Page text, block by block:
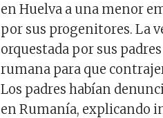
en Huelva a una menor
por sus progenitores. La
orquestada por sus
rumana para que
Los padres habían
en Rumanía, explicando